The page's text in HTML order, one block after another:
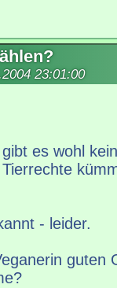
23:01:00
es wohl
- leider.
guten